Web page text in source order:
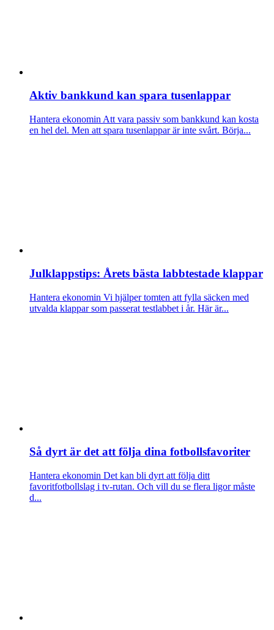
Aktiv bankkund kan spara tusenlappar
Hantera ekonomin Att vara passiv som bankkund kan kosta
en hel del. Men att spara tusenlappar är inte svårt. Börja...
Julklappstips: Årets bästa labbtestade klappar
Hantera ekonomin Vi hjälper tomten att fylla säcken med
utvalda klappar som passerat testlabbet i år. Här är...
Så dyrt är det att följa dina fotbollsfavoriter
Hantera ekonomin Det kan bli dyrt att följa ditt
favoritfotbollslag i tv-rutan. Och vill du se flera ligor måste
d...